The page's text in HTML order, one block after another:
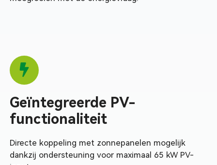
Geïntegreerde PV-
functionaliteit
Directe koppeling met zonnepanelen mogelijk
dankzij ondersteuning voor maximaal 65 kW PV-